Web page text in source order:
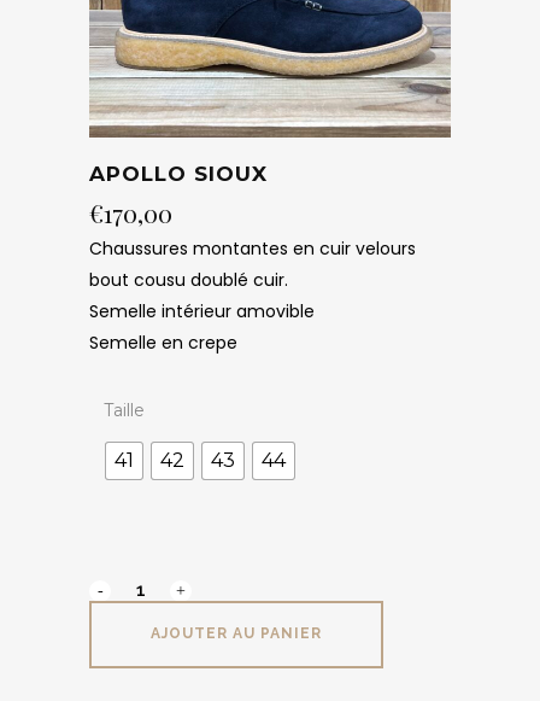
APOLLO SIOUX
€170,00
Chaussures montantes en cuir velours
bout cousu doublé cuir.
Semelle intérieur amovible
Semelle en crepe
Taille
41 42 43 44
quantité
AJOUTER AU PANIER